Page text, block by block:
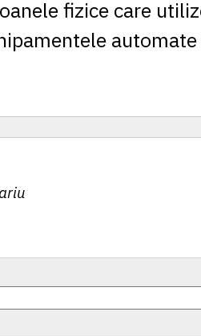
fizice care